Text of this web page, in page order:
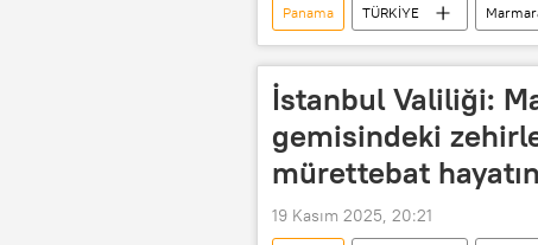
Panama TÜRKİYE
Kimyasal Biyolojik Radyolojik Nükleer
İstanbul Valiliği:
gemisindeki
mürettebat
19 Kasım 2025, 20:21